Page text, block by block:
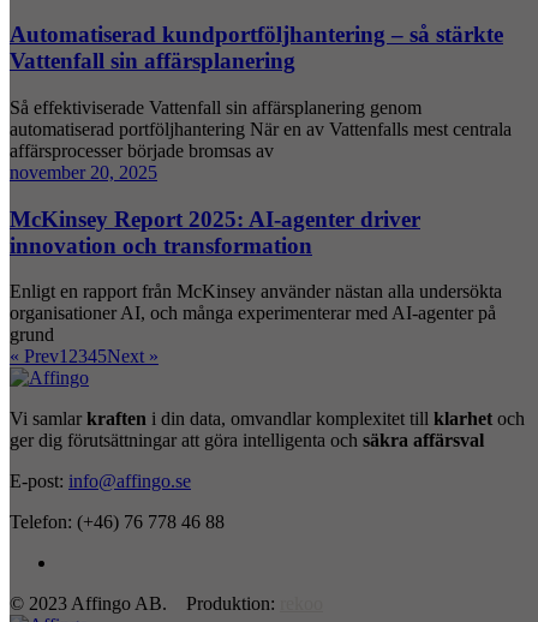
Automatiserad kundportföljhantering – så stärkte
Vattenfall sin affärsplanering
Så effektiviserade Vattenfall sin affärsplanering genom
automatiserad portföljhantering När en av Vattenfalls mest centrala
affärsprocesser började bromsas av
november 20, 2025
McKinsey Report 2025: AI-agenter driver
innovation och transformation
Enligt en rapport från McKinsey använder nästan alla undersökta
organisationer AI, och många experimenterar med AI-agenter på
grund
« Prev1 2345Next »
Vi samlar kraften i din data, omvandlar komplexitet till klarhet och
ger dig förutsättningar att göra intelligenta och säkra affärsval
E-post: info@affingo.se
Telefon: (+46) 76 778 46 88
© 2023 Affingo AB. Produktion: